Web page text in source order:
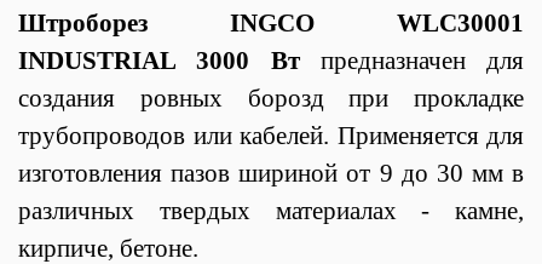
Штроборез INGCO WLC30001
INDUSTRIAL 3000 Втпредназначен для
создания ровных борозд при прокладке
трубопроводов или кабелей. Применяется для
изготовления пазов шириной от 9 до 30 мм в
различных твердых материалах - камне,
кирпиче, бетоне.